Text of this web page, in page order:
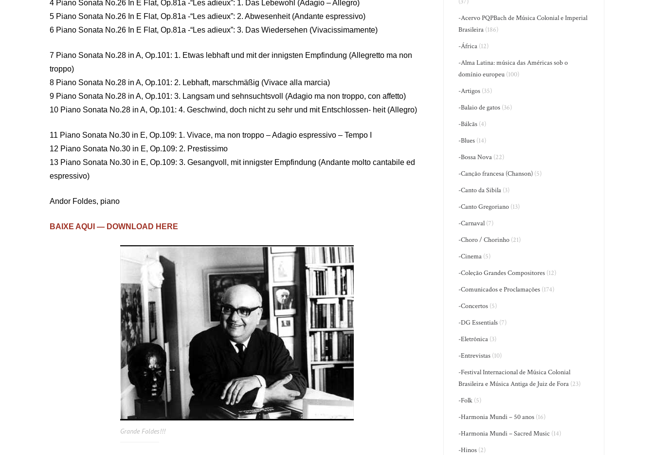
4 Piano Sonata No.26 In E Flat, Op.81a -“Les adieux”: 1. Das Lebewohl (Adagio – Allegro)
5 Piano Sonata No.26 In E Flat, Op.81a -“Les adieux”: 2. Abwesenheit (Andante espressivo)
6 Piano Sonata No.26 In E Flat, Op.81a -“Les adieux”: 3. Das Wiedersehen (Vivacissimamente)
7 Piano Sonata No.28 in A, Op.101: 1. Etwas lebhaft und mit der innigsten Empfindung (Allegretto ma non
troppo)
8 Piano Sonata No.28 in A, Op.101: 2. Lebhaft, marschmäßig (Vivace alla marcia)
9 Piano Sonata No.28 in A, Op.101: 3. Langsam und sehnsuchtsvoll (Adagio ma non troppo, con affetto)
10 Piano Sonata No.28 in A, Op.101: 4. Geschwind, doch nicht zu sehr und mit Entschlossen- heit (Allegro)
11 Piano Sonata No.30 in E, Op.109: 1. Vivace, ma non troppo – Adagio espressivo – Tempo I
12 Piano Sonata No.30 in E, Op.109: 2. Prestissimo
13 Piano Sonata No.30 in E, Op.109: 3. Gesangvoll, mit innigster Empfindung (Andante molto cantabile ed
espressivo)
Andor Foldes, piano
BAIXE AQUI — DOWNLOAD HERE
Grande Foldes!!!
-Acervo PQPBach de Música Colonial e Imperial
Brasileira (186)
-África (12)
-Alma Latina: música das Américas sob o
domínio europeu (100)
-Artigos (35)
-Balaio de gatos (36)
-Bálcãs (4)
-Blues (14)
-Bossa Nova (22)
-Canção francesa (Chanson) (5)
-Canto da Sibila (3)
-Canto Gregoriano (13)
-Carnaval (7)
-Choro / Chorinho (21)
-Cinema (5)
-Coleção Grandes Compositores (12)
-Comunicados e Proclamações (174)
-Concertos (5)
-DG Essentials (7)
-Eletrônica (3)
-Entrevistas (10)
-Festival Internacional de Música Colonial
Brasileira e Música Antiga de Juiz de Fora (23)
-Folk (5)
-Harmonia Mundi – 50 anos (16)
-Harmonia Mundi – Sacred Music (14)
-Hinos (2)